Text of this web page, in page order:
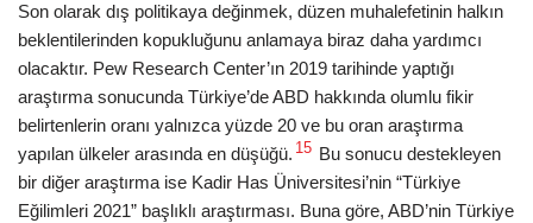
Son olarak dış politikaya değinmek, düzen muhalefetinin halkın
beklentilerinden kopukluğunu anlamaya biraz daha yardımcı
olacaktır. Pew Research Center’ın 2019 tarihinde yaptığı
araştırma sonucunda Türkiye’de ABD hakkında olumlu fikir
belirtenlerin oranı yalnızca yüzde 20 ve bu oran araştırma
yapılan ülkeler arasında en düşüğü. 15 Bu sonucu destekleyen
bir diğer araştırma ise Kadir Has Üniversitesi’nin “Türkiye
Eğilimleri 2021” başlıklı araştırması. Buna göre, ABD’nin Türkiye